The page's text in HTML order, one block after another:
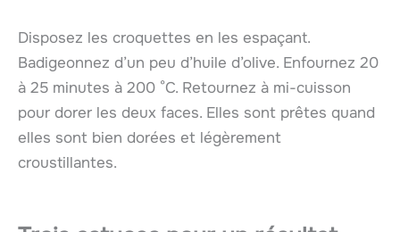
Disposez les croquettes en les espaçant.
Badigeonnez d’un peu d’huile d’olive. Enfournez 20
à 25 minutes à 200 °C. Retournez à mi-cuisson
pour dorer les deux faces. Elles sont prêtes quand
elles sont bien dorées et légèrement
croustillantes.